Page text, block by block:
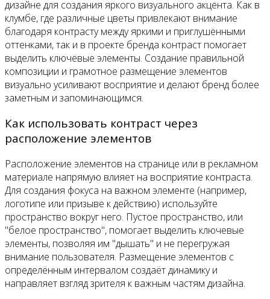
дизайне для создания яркого визуального акцента. Как в
клумбе, где различные цветы привлекают внимание
благодаря контрасту между яркими и приглушёнными
оттенками, так и в проекте бренда контраст помогает
выделить ключевые элементы. Создание правильной
композиции и грамотное размещение элементов
визуально усиливают восприятие и делают бренд более
заметным и запоминающимся.
Как использовать контраст через
расположение элементов
Расположение элементов на странице или в рекламном
материале напрямую влияет на восприятие контраста.
Для создания фокуса на важном элементе (например,
логотипе или призыве к действию) используйте
пространство вокруг него. Пустое пространство, или
"белое пространство", помогает выделить ключевые
элементы, позволяя им "дышать" и не перегружая
внимание пользователя. Размещение элементов с
определённым интервалом создаёт динамику и
направляет взгляд зрителя к важным частям дизайна.